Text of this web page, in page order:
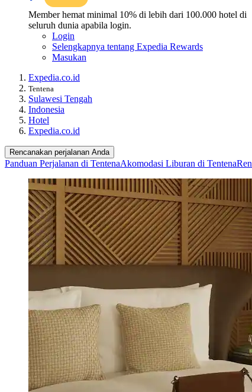
Member hemat minimal 10% di lebih dari 100.000 hotel di
seluruh dunia apabila login.
Login
Selengkapnya tentang Expedia Rewards
Masukan
Expedia.co.id
Tentena
Sulawesi Tengah
Indonesia
Hotel
Expedia.co.id
Rencanakan perjalanan Anda
Panduan Perjalanan di TentenaAkomodasi Liburan di Tentena